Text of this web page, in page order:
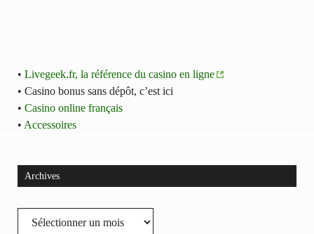
• Livegeek.fr, la référence du casino en ligne
• Casino bonus sans dépôt, c’est ici
• Casino online français
• Accessoires
Archives
Archives